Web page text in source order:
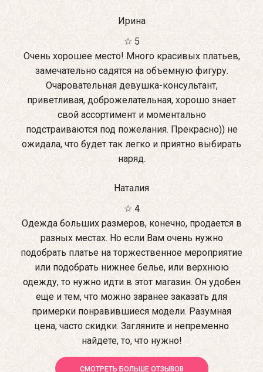
Ирина
☆ 5
Очень хорошее место! Много красивых платьев,
замечательно садятся на объемную фигуру.
Очаровательная девушка-консультант,
приветливая, доброжелательная, хорошо знает
свой ассортимент и моментально
подстраиваются под пожелания. Прекрасно)) не
ожидала, что будет так легко и приятно выбирать
наряд.
Наталия
☆ 4
Одежда больших размеров, конечно, продается в
разных местах. Но если Вам очень нужно
подобрать платье на торжественное мероприятие
или подобрать нижнее белье, или верхнюю
одежду, то нужно идти в этот магазин. Он удобен
еще и тем, что можно заранее заказать для
примерки понравившиеся модели. Разумная
цена, часто скидки. Загляните и непременно
найдете, то, что нужно!
СМОТРЕТЬ БОЛЬШЕ ОТЗЫВОВ